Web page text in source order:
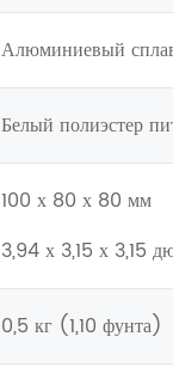
Алюминиевый
Белый полиэстер
100 х 80 х 80 мм
3,94 х 3,15 х 3,15
0,5 кг (1,10 фунта)